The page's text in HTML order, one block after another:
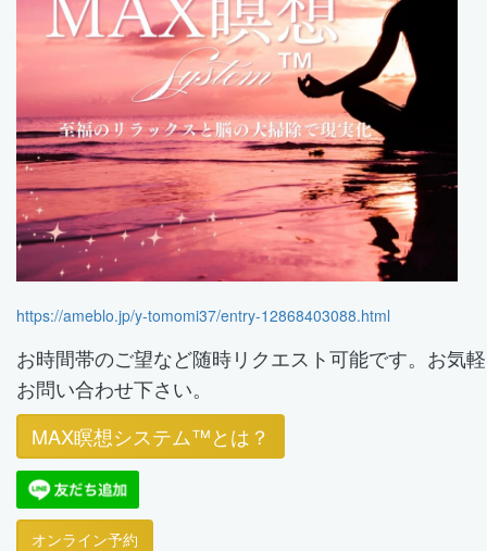
https://ameblo.jp/y-tomomi37/entry-12868403088.html
お時間帯のご望など随時リクエスト可能です。 お気
お問い合わせ下さい。
MAX瞑想システム™️とは？
オンライン予約